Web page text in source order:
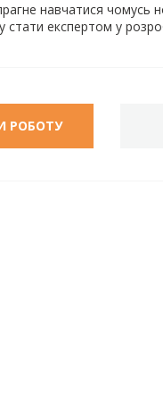
навчатися чомусь
стати експертом у
РОБОТУ